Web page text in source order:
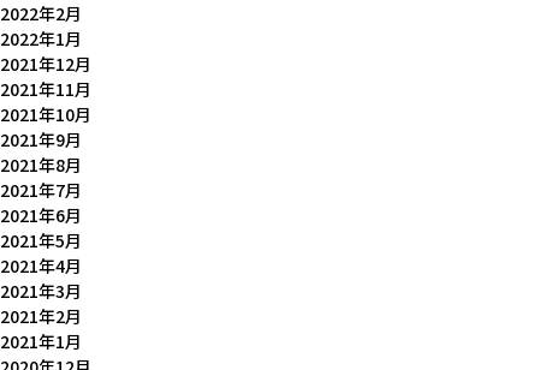
2022年2月
2022年1月
2021年12月
2021年11月
2021年10月
2021年9月
2021年8月
2021年7月
2021年6月
2021年5月
2021年4月
2021年3月
2021年2月
2021年1月